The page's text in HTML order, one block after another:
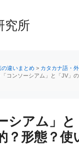
究所
の違いまとめ > カタカナ語・
「コンソーシアム」と「JV」
シアム」
？形態？使